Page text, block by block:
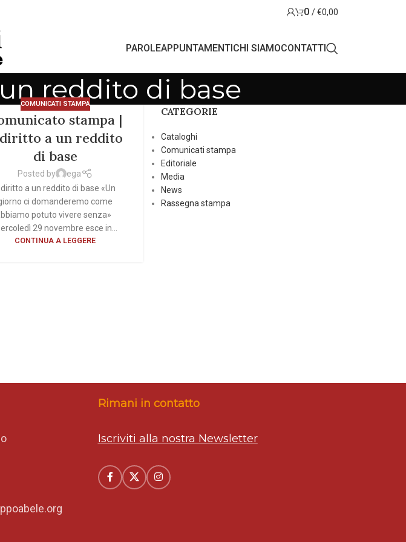
0 /€0,00
PAROLEAPPUNTAMENTICHI SIAMOCONTATTI
reddito di base
COMUNICATI STAMPA
stampa |
a un reddito
di base
Posted by
ega
Il diritto a un reddito di base «Un
ci domanderemo come
potuto vivere senza»
29 novembre esce in...
CONTINUA A LEGGERE
CATEGORIE
Cataloghi
Comunicati stampa
Editoriale
Media
News
Rassegna stampa
Rimani in contatto
Iscriviti alla nostra Newsletter